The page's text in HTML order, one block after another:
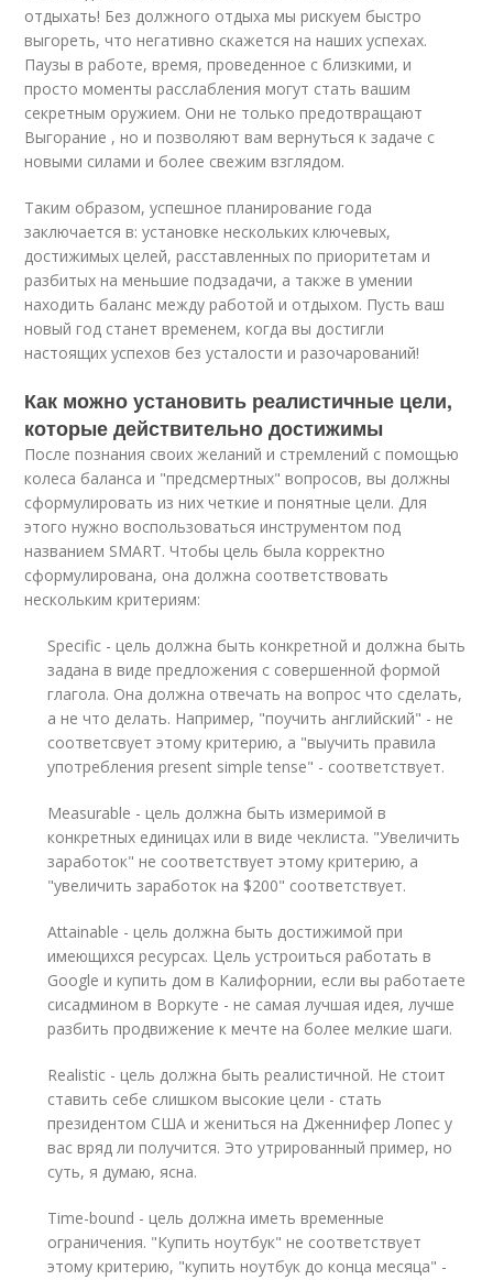
отдыхать! Без должного отдыха мы рискуем быстро
выгореть, что негативно скажется на наших успехах.
Паузы в работе, время, проведенное с близкими, и
просто моменты расслабления могут стать вашим
секретным оружием. Они не только предотвращают
Выгорание , но и позволяют вам вернуться к задаче с
новыми силами и более свежим взглядом.
Таким образом, успешное планирование года
заключается в: установке нескольких ключевых,
достижимых целей, расставленных по приоритетам и
разбитых на меньшие подзадачи, а также в умении
находить баланс между работой и отдыхом. Пусть ваш
новый год станет временем, когда вы достигли
настоящих успехов без усталости и разочарований!
Как можно установить реалистичные цели,
которые действительно достижимы
После познания своих желаний и стремлений с помощью
колеса баланса и "предсмертных" вопросов, вы должны
сформулировать из них четкие и понятные цели. Для
этого нужно воспользоваться инструментом под
названием SMART. Чтобы цель была корректно
сформулирована, она должна соответствовать
нескольким критериям:
Specific - цель должна быть конкретной и должна быть
задана в виде предложения с совершенной формой
глагола. Она должна отвечать на вопрос что сделать,
а не что делать. Например, "поучить английский" - не
соответсвует этому критерию, а "выучить правила
употребления present simple tense" - соответствует.
Measurable - цель должна быть измеримой в
конкретных единицах или в виде чеклиста. "Увеличить
заработок" не соответствует этому критерию, а
"увеличить заработок на $200" соответствует.
Attainable - цель должна быть достижимой при
имеющихся ресурсах. Цель устроиться работать в
Google и купить дом в Калифорнии, если вы работаете
сисадмином в Воркуте - не самая лучшая идея, лучше
разбить продвижение к мечте на более мелкие шаги.
Realistic - цель должна быть реалистичной. Не стоит
ставить себе слишком высокие цели - стать
президентом США и жениться на Дженнифер Лопес у
вас вряд ли получится. Это утрированный пример, но
суть, я думаю, ясна.
Time-bound - цель должна иметь временные
ограничения. "Купить ноутбук" не соответствует
этому критерию, "купить ноутбук до конца месяца" -